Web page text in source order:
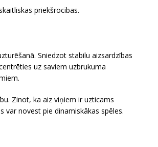
priekšrocības.
Sniedzot stabilu aizsardzības
uz saviem uzbrukuma
Zinot, ka aiz viņiem ir uzticams
var novest pie dinamiskākas spēles.